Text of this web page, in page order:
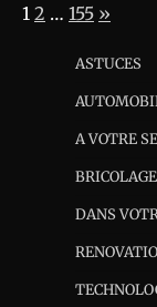
Page:
1 2 … 155 Next
»
ASTUCES
A VOTRE
BRICOLAGE
DANS